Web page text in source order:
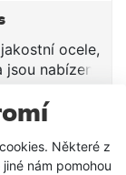
Některé z
nám pomohou
ocele,
nabízeny